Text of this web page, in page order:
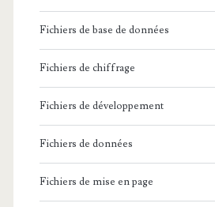
Fichiers de base de données
Fichiers de chiffrage
Fichiers de développement
Fichiers de données
Fichiers de mise en page